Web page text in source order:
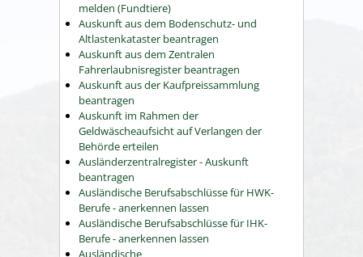
melden (Fundtiere)
Auskunft aus dem Bodenschutz- und
Altlastenkataster beantragen
Auskunft aus dem Zentralen
Fahrerlaubnisregister beantragen
Auskunft aus der Kaufpreissammlung
beantragen
Auskunft im Rahmen der
Geldwäscheaufsicht auf Verlangen der
Behörde erteilen
Ausländerzentralregister - Auskunft
beantragen
Ausländische Berufsabschlüsse für HWK-
Berufe - anerkennen lassen
Ausländische Berufsabschlüsse für IHK-
Berufe - anerkennen lassen
Ausländische